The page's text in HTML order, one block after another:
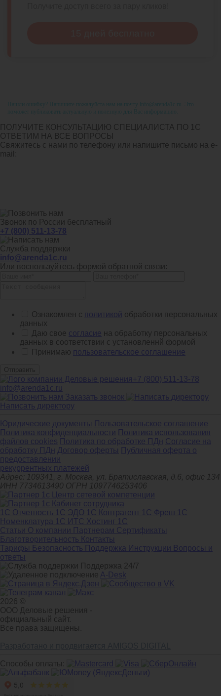
Нашли ошибку? Напишите пожалуйста нам на почту info@arenda1c.ru. Это
поможет публиковать актуальную и полезную для Вас информацию.
ПОЛУЧИТЕ КОНСУЛЬТАЦИЮ СПЕЦИАЛИСТА ПО 1С
ОТВЕТИМ НА ВСЕ ВОПРОСЫ
Свяжитесь с нами по телефону или напишите письмо на e-
mail:
Звонок по России бесплатный
+7 (800) 511-13-78
Служба поддержки
info@arenda1c.ru
Или воспользуйтесь формой обратной связи:
Ознакомлен с политикой обработки персональных
данных
Даю свое согласие на обработку персональных
данных в соответствии с установленнй формой
Принимаю пользовательское соглашение
Отправить
+7 (800) 511-13-78
info@arenda1c.ru
Заказать звонок
Написать директору
Юридические документы Пользовательское соглашение
Политика конфиденциальности Политика использования
файлов cookies Политика по обработке ПДн Cогласие на
обработку ПДн Договор оферты Публичная оферта о
предоставлении
рекуррентных платежей
Адрес: 109341, г. Москва, ул. Братиславская, д.6, офис 134
ИНН 7734613490 ОГРН 1097746253406
1С Отчетность 1С ЭДО 1С Контрагент 1С Фреш
1С
Номенклатура 1С ИТС Хостинг 1С
Статьи О компании Партнерам Сертификаты
Благотворительность Контакты
Тарифы Безопасность Поддержка Инструкции Вопросы и
ответы
Поддержка 24/7
A-Desk
2026 ©
ООО Деловые решения -
официальный сайт.
Все права защищены.
Способы оплаты: